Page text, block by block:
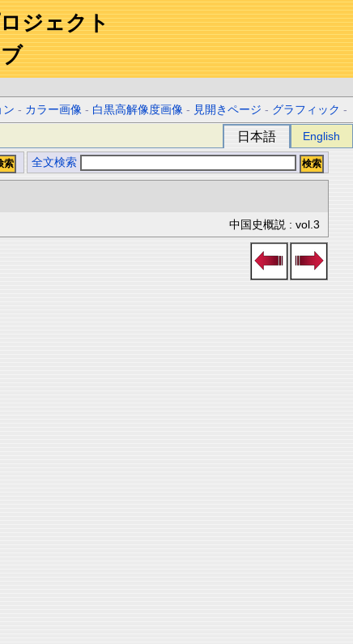
ジェクト
ン - カラー画像 - 白黒高解像度画像 - 見開きページ - グラフィック -
日本語 English
全文検索
中国史概説 : vol.3